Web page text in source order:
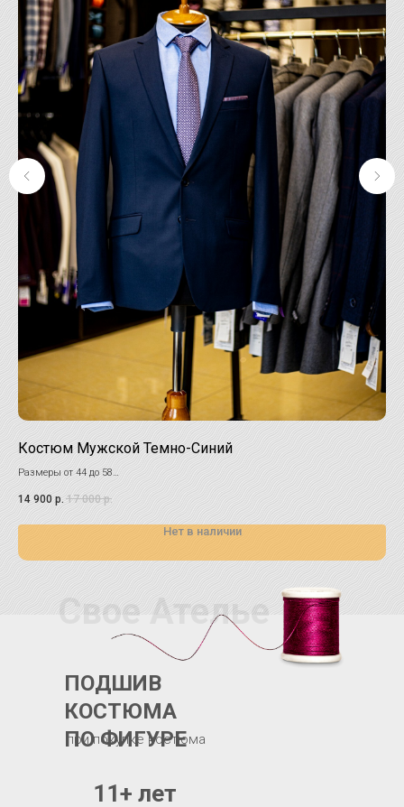
Костюм Мужской Темно-Синий
Размеры от 44 до 58
Наличие уточняйте по телефону у продавца-консультанта.
14 900 р. 17 000 р.
Нет в наличии
На
18
при покупке костюма
ПОДШИВ
КОСТЮМА
ПО ФИГУРЕ
Свое Ателье
11+ лет